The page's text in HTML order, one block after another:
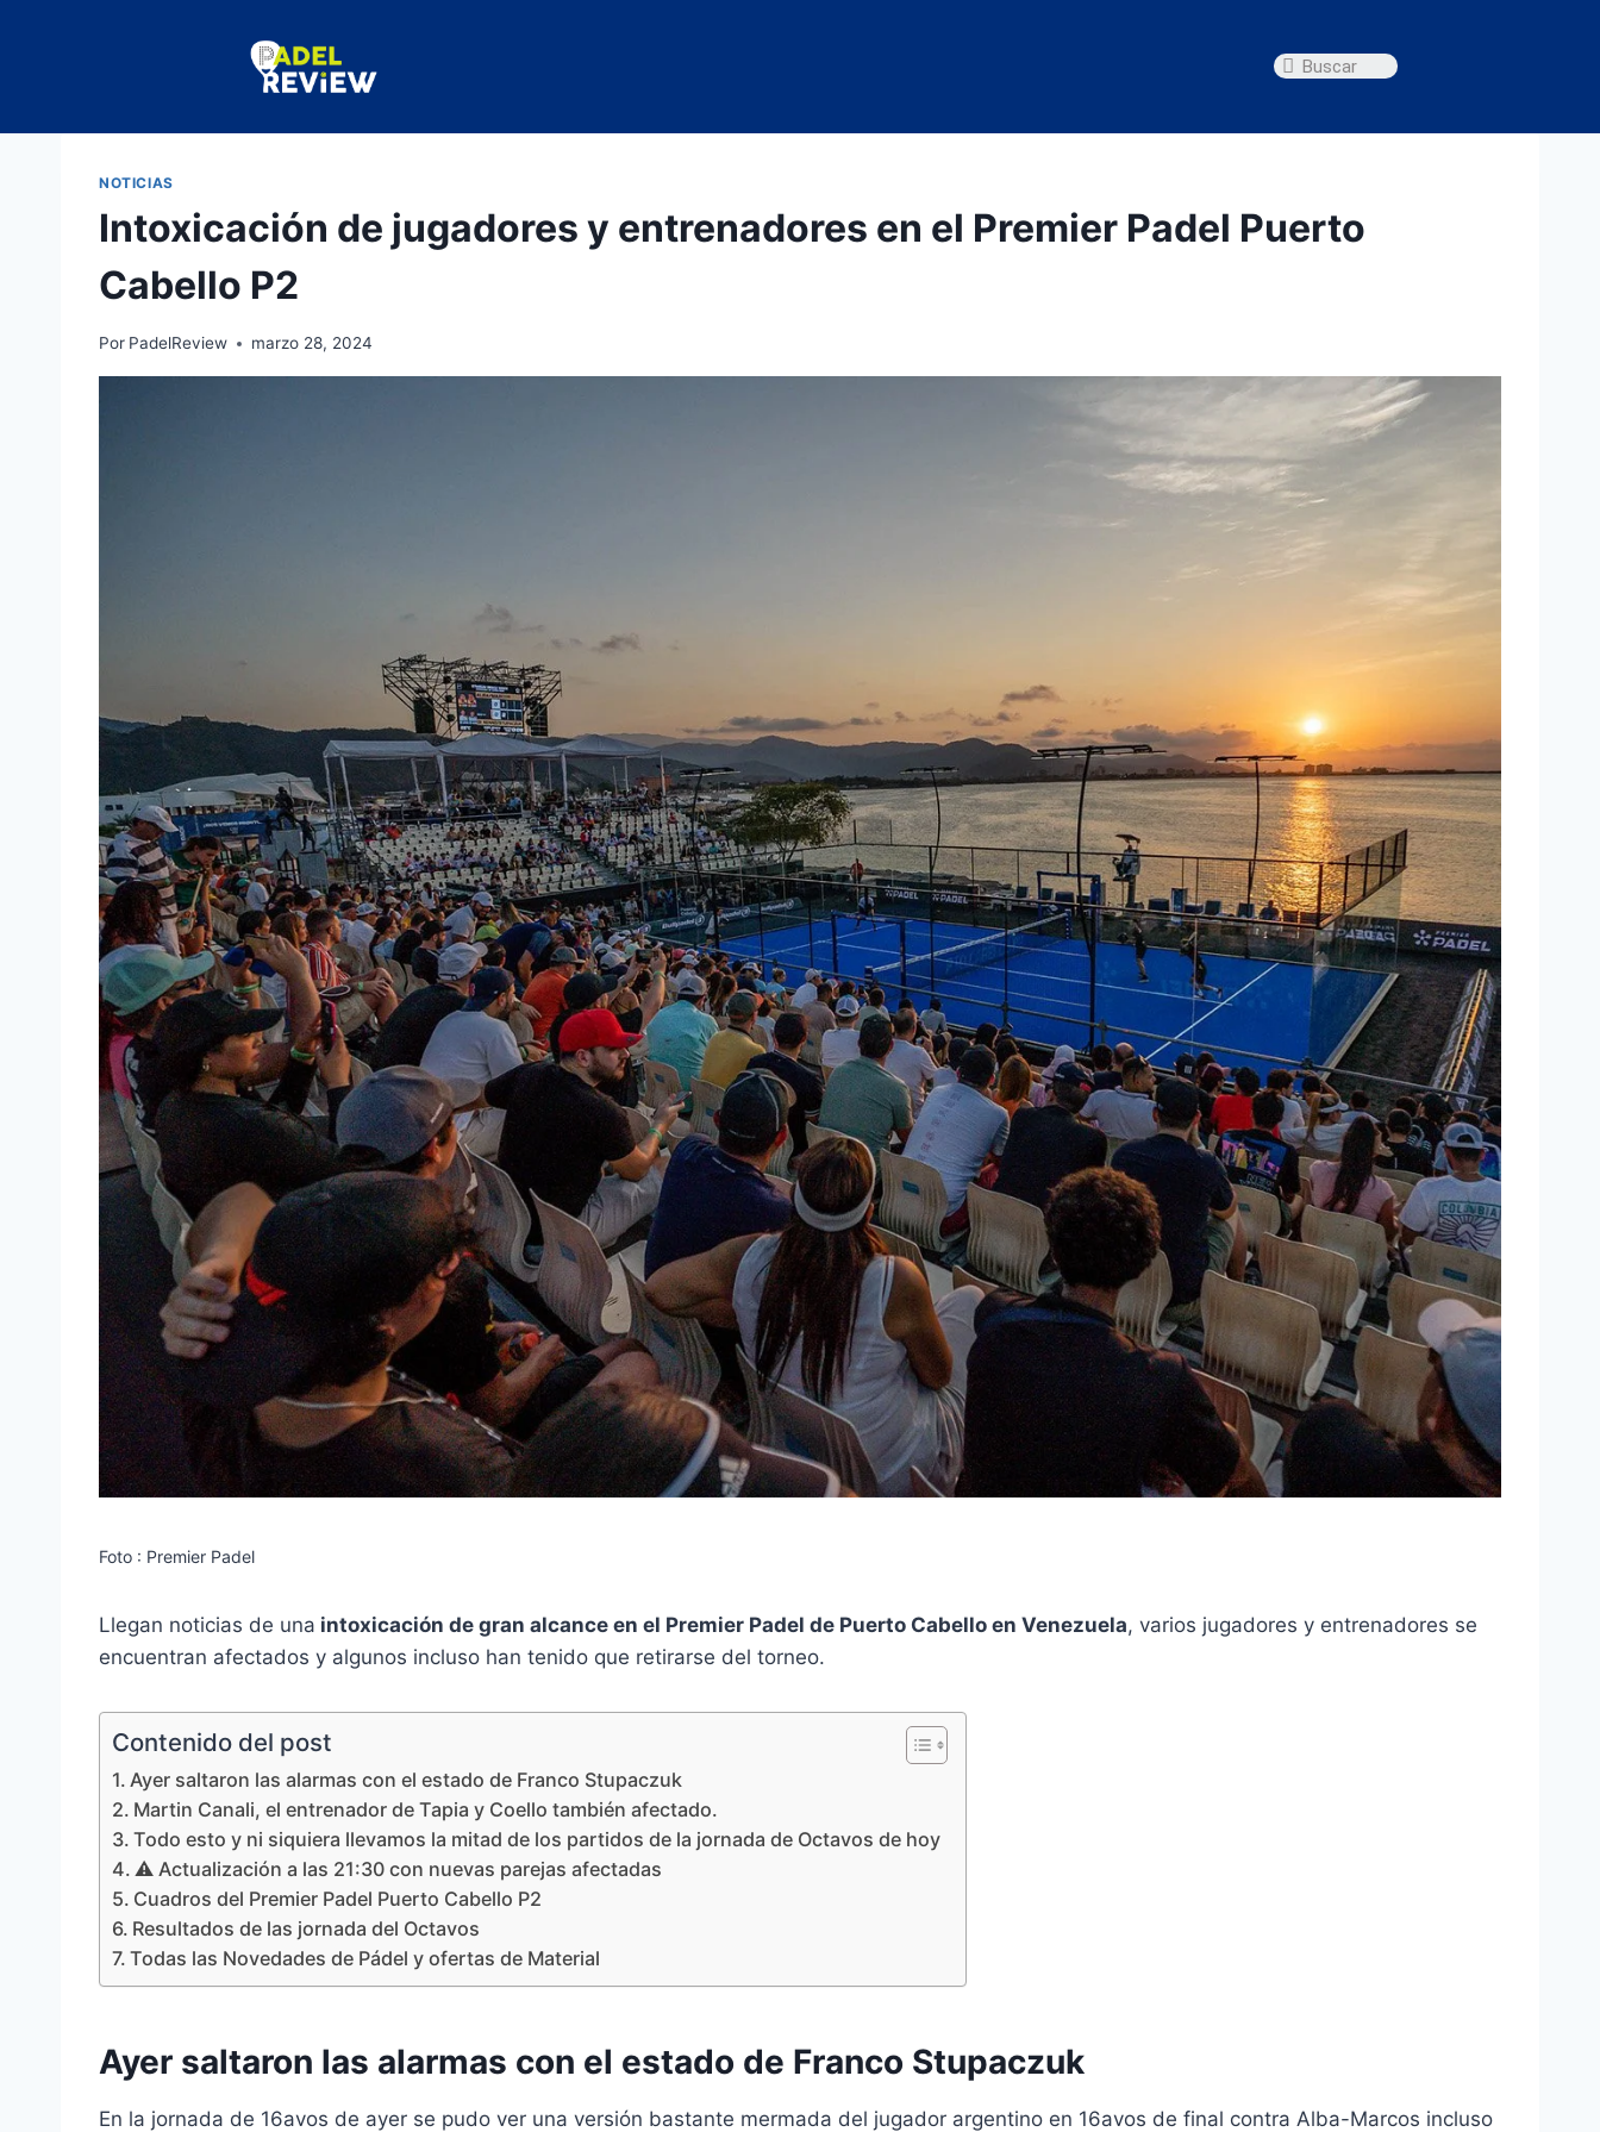
NOTICIAS
Intoxicación de jugadores y entrenadores en el Premier Padel Puerto
Cabello P2
Por PadelReview marzo 28, 2024
Foto : Premier Padel
Llegan noticias de una intoxicación de gran alcance en el Premier Padel de Puerto Cabello en Venezuela, varios jugadores y entrenadores se
encuentran afectados y algunos incluso han tenido que retirarse del torneo.
Contenido del post
Ayer saltaron las alarmas con el estado de Franco Stupaczuk
Martin Canali, el entrenador de Tapia y Coello también afectado.
Todo esto y ni siquiera llevamos la mitad de los partidos de la jornada de Octavos de hoy
⚠️ Actualización a las 21:30 con nuevas parejas afectadas
Cuadros del Premier Padel Puerto Cabello P2
Resultados de las jornada del Octavos
Todas las Novedades de Pádel y ofertas de Material
Ayer saltaron las alarmas con el estado de Franco Stupaczuk
En la jornada de 16avos de ayer se pudo ver una versión bastante mermada del jugador argentino en 16avos de final contra Alba-Marcos incluso